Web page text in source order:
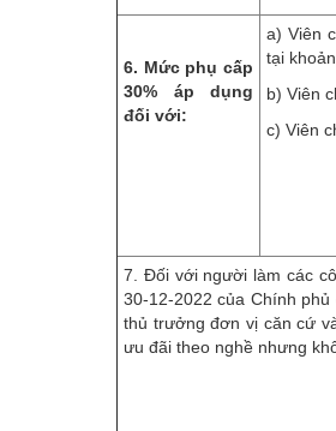
6. Mức phụ cấp
30% áp dụng
đối với:
a) Viên
tại
b) Viên
c) Viên
7. Đối với người làm các
30-12-2022 của Chính
thủ trưởng đơn vị căn cứ
ưu đãi theo nghề nhưng